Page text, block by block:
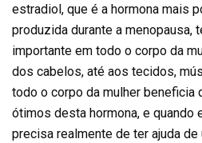
estradiol, que é a hormona mais
produzida durante a menopausa,
importante em todo o corpo da
dos cabelos, até aos tecidos,
todo o corpo da mulher beneficia
ótimos desta hormona, e quando
precisa realmente de ter ajuda